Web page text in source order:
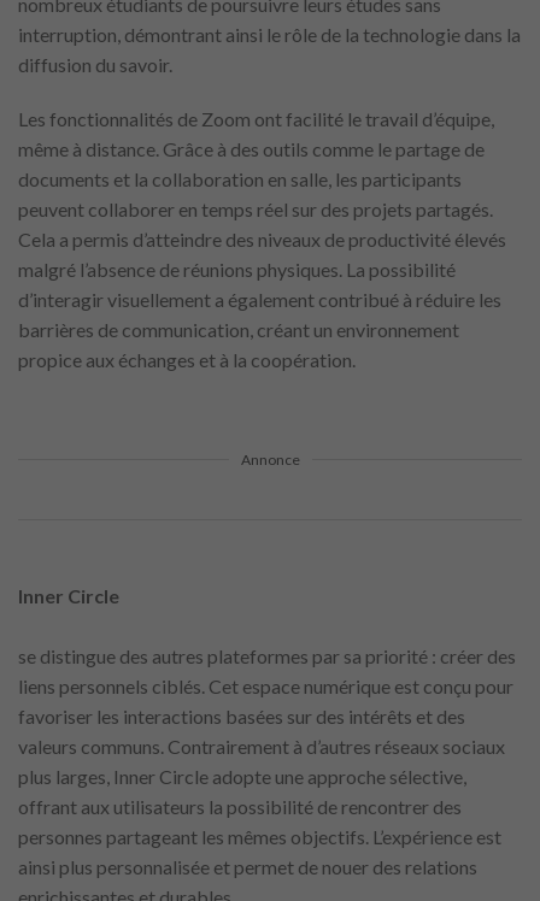
interruption, démontrant ainsi le rôle de la technologie dans la
diffusion du savoir.
Les fonctionnalités de Zoom ont facilité le travail d’équipe,
même à distance. Grâce à des outils comme le partage de
documents et la collaboration en salle, les participants
peuvent collaborer en temps réel sur des projets partagés.
Cela a permis d’atteindre des niveaux de productivité élevés
malgré l’absence de réunions physiques. La possibilité
d’interagir visuellement a également contribué à réduire les
barrières de communication, créant un environnement
propice aux échanges et à la coopération.
Annonce
Inner Circle
se distingue des autres plateformes par sa priorité : créer des
liens personnels ciblés. Cet espace numérique est conçu pour
favoriser les interactions basées sur des intérêts et des
valeurs communs. Contrairement à d’autres réseaux sociaux
plus larges, Inner Circle adopte une approche sélective,
offrant aux utilisateurs la possibilité de rencontrer des
personnes partageant les mêmes objectifs. L’expérience est
ainsi plus personnalisée et permet de nouer des relations